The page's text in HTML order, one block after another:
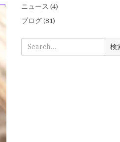
ニュース (4)
ブログ(81)
索: